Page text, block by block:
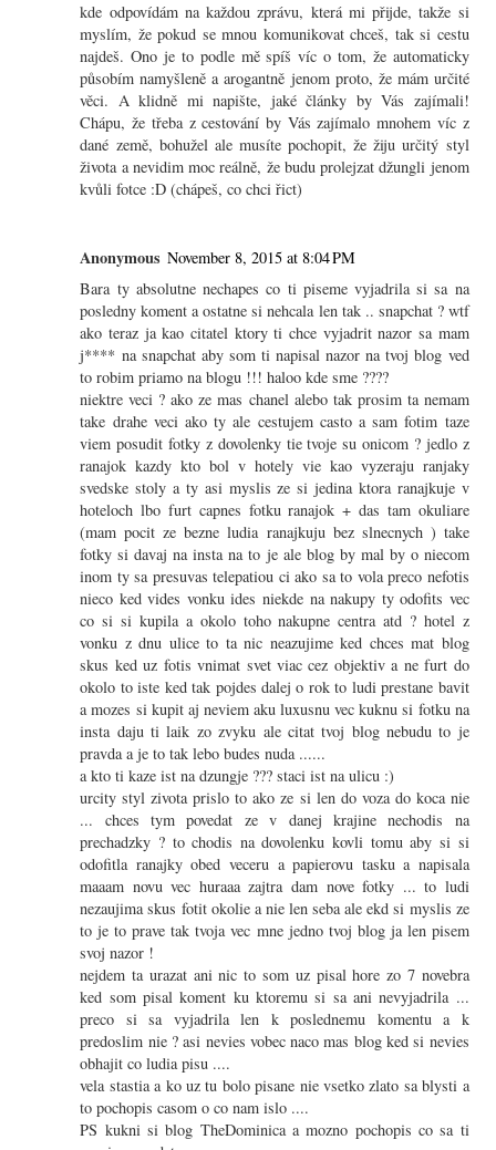
kde odpovídám na každou zprávu, která mi přijde, takže si
myslím, že pokud se mnou komunikovat chceš, tak si cestu
najdeš. Ono je to podle mě spíš víc o tom, že automaticky
působím namyšleně a arogantně jenom proto, že mám určité
věci. A klidně mi napište, jaké články by Vás zajímali!
Chápu, že třeba z cestování by Vás zajímalo mnohem víc z
dané země, bohužel ale musíte pochopit, že žiju určitý styl
života a nevidim moc reálně, že budu prolejzat džungli jenom
kvůli fotce :D (chápeš, co chci řict)
Anonymous November 8, 2015 at 8:04 PM
Bara ty absolutne nechapes co ti piseme vyjadrila si sa na
posledny koment a ostatne si nehcala len tak .. snapchat ? wtf
ako teraz ja kao citatel ktory ti chce vyjadrit nazor sa mam
j**** na snapchat aby som ti napisal nazor na tvoj blog ved
to robim priamo na blogu !!! haloo kde sme ????
niektre veci ? ako ze mas chanel alebo tak prosim ta nemam
take drahe veci ako ty ale cestujem casto a sam fotim taze
viem posudit fotky z dovolenky tie tvoje su onicom ? jedlo z
ranajok kazdy kto bol v hotely vie kao vyzeraju ranjaky
svedske stoly a ty asi myslis ze si jedina ktora ranajkuje v
hoteloch lbo furt capnes fotku ranajok + das tam okuliare
(mam pocit ze bezne ludia ranajkuju bez slnecnych ) take
fotky si davaj na insta na to je ale blog by mal by o niecom
inom ty sa presuvas telepatiou ci ako sa to vola preco nefotis
nieco ked vides vonku ides niekde na nakupy ty odofits vec
co si si kupila a okolo toho nakupne centra atd ? hotel z
vonku z dnu ulice to ta nic neazujime ked chces mat blog
skus ked uz fotis vnimat svet viac cez objektiv a ne furt do
okolo to iste ked tak pojdes dalej o rok to ludi prestane bavit
a mozes si kupit aj neviem aku luxusnu vec kuknu si fotku na
insta daju ti laik zo zvyku ale citat tvoj blog nebudu to je
pravda a je to tak lebo budes nuda ......
a kto ti kaze ist na dzungje ??? staci ist na ulicu :)
urcity styl zivota prislo to ako ze si len do voza do koca nie
... chces tym povedat ze v danej krajine nechodis na
prechadzky ? to chodis na dovolenku kovli tomu aby si si
odofitla ranajky obed veceru a papierovu tasku a napisala
maaam novu vec huraaa zajtra dam nove fotky ... to ludi
nezaujima skus fotit okolie a nie len seba ale ekd si myslis ze
to je to prave tak tvoja vec mne jedno tvoj blog ja len pisem
svoj nazor !
nejdem ta urazat ani nic to som uz pisal hore zo 7 novebra
ked som pisal koment ku ktoremu si sa ani nevyjadrila ...
preco si sa vyjadrila len k poslednemu komentu a k
predoslim nie ? asi nevies vobec naco mas blog ked si nevies
obhajit co ludia pisu ....
vela stastia a ko uz tu bolo pisane nie vsetko zlato sa blysti a
to pochopis casom o co nam islo ....
PS kukni si blog TheDominica a mozno pochopis co sa ti